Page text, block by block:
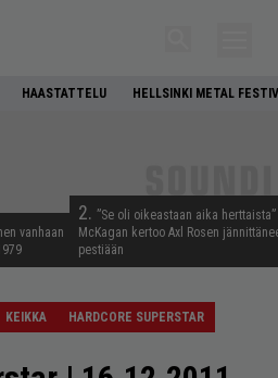
HAASTATTELU HELLSINKI METAL
vanhaan
2. ”Se oli oikeastaan aika
McKagan kertoo Axl Rosen
pestiään
KEIKKA HARDCORE SUPERSTAR